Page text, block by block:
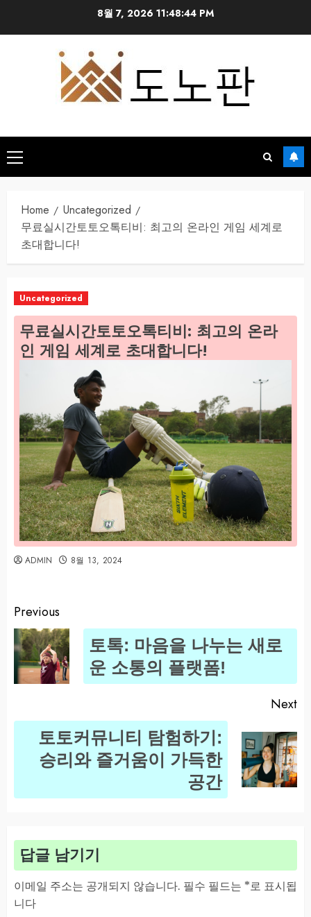
8월 7, 2026 11:48:45 PM
Primary
Menu
Home
Uncategorized
무료실시간토토오톡티비: 최고의 온라인 게임 세계로
초대합니다!
Uncategorized
무료실시간토토오톡티비: 최고의 온라
인 게임 세계로 초대합니다!
ADMIN 8월 13, 2024
Post
navigation
Previous
토톡: 마음을 나누는 새로
운 소통의 플랫폼!
Next
Next
토토커뮤니티 탐험하기:
승리와 즐거움이 가득한
공간
답글 남기기
이메일 주소는 공개되지 않습니다. 필수 필드는 *로 표시됩
니다